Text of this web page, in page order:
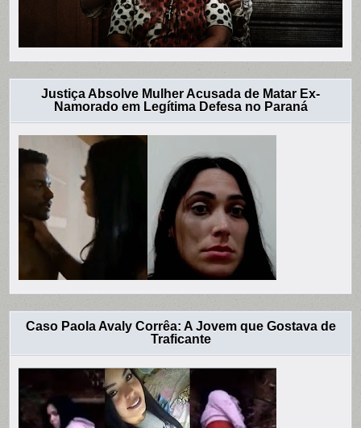
Justiça Absolve Mulher Acusada de Matar Ex-
Namorado em Legítima Defesa no Paraná
Caso Paola Avaly Corrêa: A Jovem que Gostava de
Traficante